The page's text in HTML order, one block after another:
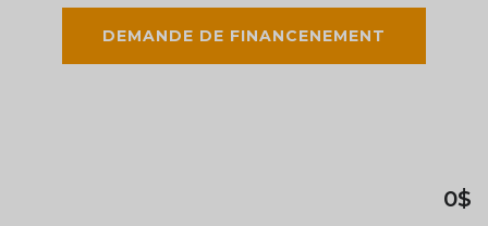
DEMANDE DE FINANCENEMENT
0$